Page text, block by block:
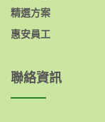
精選方案
惠安員工
聯絡資訊